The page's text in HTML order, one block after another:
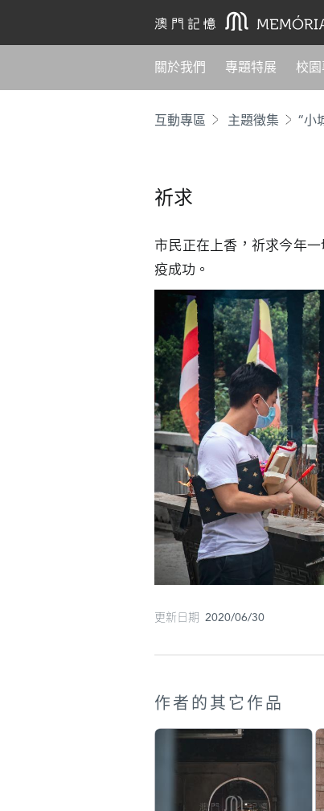
關於我們 專題特展 校
互動專區 主題徵集 “小
祈求
市民正在上香，祈求今年
疫成功。
更新日期 2020/06/30
作者的其它作品